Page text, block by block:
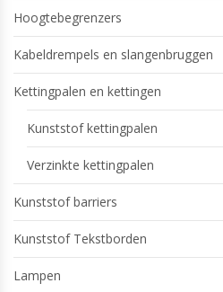
Hoogtebegrenzers
Kabeldrempels en slangenbruggen
Kettingpalen en kettingen
Kunststof kettingpalen
Verzinkte kettingpalen
Kunststof barriers
Kunststof Tekstborden
Lampen